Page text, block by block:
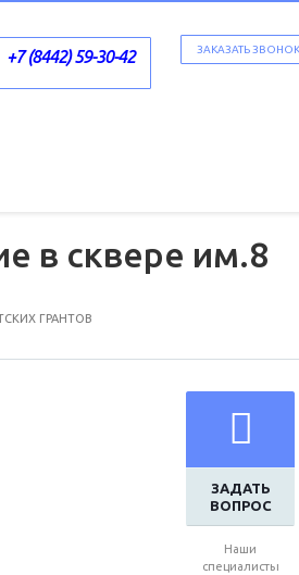
ЗАКАЗАТЬ ЗВОНОК
+7 (8442) 59-30-42
в сквере им.8
ГРАНТОВ
ЗАДАТЬ
ВОПРОС
Наши
специалисты